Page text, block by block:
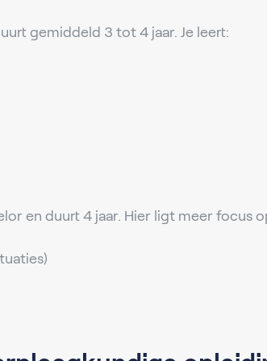
gemiddeld 3 tot 4 jaar. Je leert:
en duurt 4 jaar. Hier ligt meer focus